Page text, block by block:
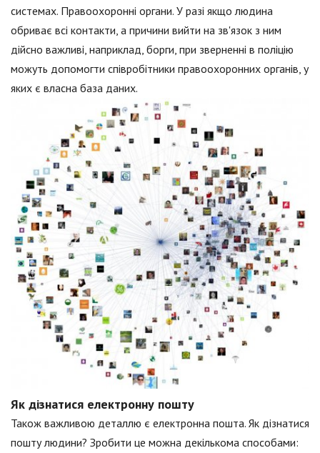
системах. Правоохоронні органи. У разі якщо людина
обриває всі контакти, а причини вийти на зв'язок з ним
дійсно важливі, наприклад, борги, при зверненні в поліцію
можуть допомогти співробітники правоохоронних органів, у
яких є власна база даних.
Як дізнатися електронну пошту
Також важливою деталлю є електронна пошта. Як дізнатися
пошту людини? Зробити це можна декількома способами: